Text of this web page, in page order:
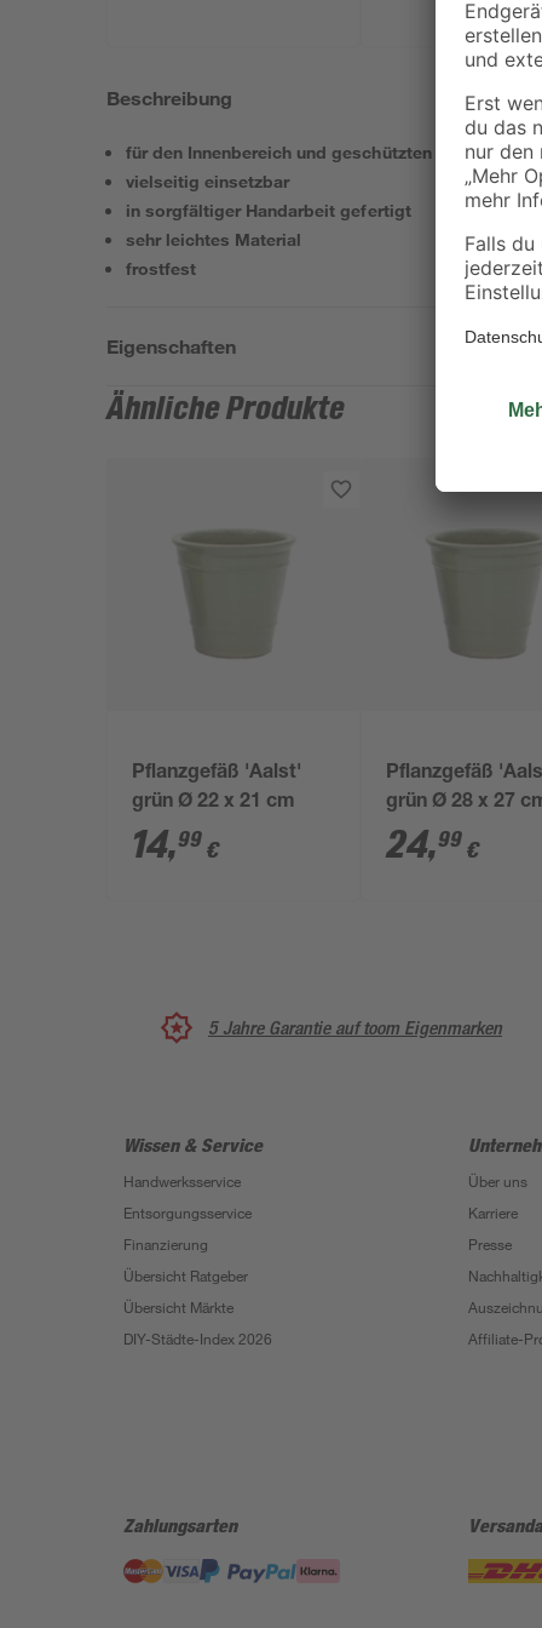
Beschreibung
für den Innenbereich und geschützten
vielseitig einsetzbar
in sorgfältiger Handarbeit gefertigt
sehr leichtes Material
frostfest
Eigenschaften
Ähnliche Produkte
Pflanzgefäß 'Aalst'
grün Ø 22 x 21 cm
14,99 €
Pflanzgefäß
grün Ø 28 x 27
24,99 €
5 Jahre Garantie auf toom Eigenmarken
Wissen & Service
Handwerksservice
Entsorgungsservice
Finanzierung
Übersicht Ratgeber
Übersicht Märkte
DIY-Städte-Index 2026
Über uns
Karriere
Presse
Affiliate-
Zahlungsarten